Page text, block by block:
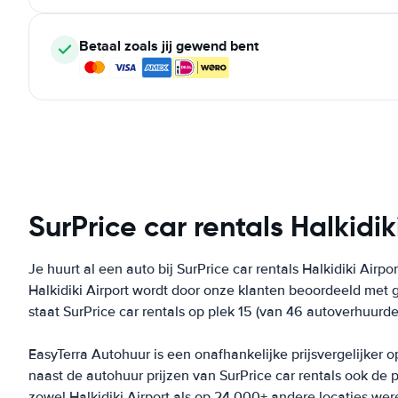
Betaal zoals jij gewend bent
SurPrice car rentals
Je huurt al een auto bij SurPrice car rentals Halkidiki
Halkidiki Airport wordt door onze klanten beoordeeld met
staat SurPrice car rentals op plek 15 (van 46
EasyTerra Autohuur is een onafhankelijke prijsvergelijker
naast de autohuur prijzen van SurPrice car rentals ook